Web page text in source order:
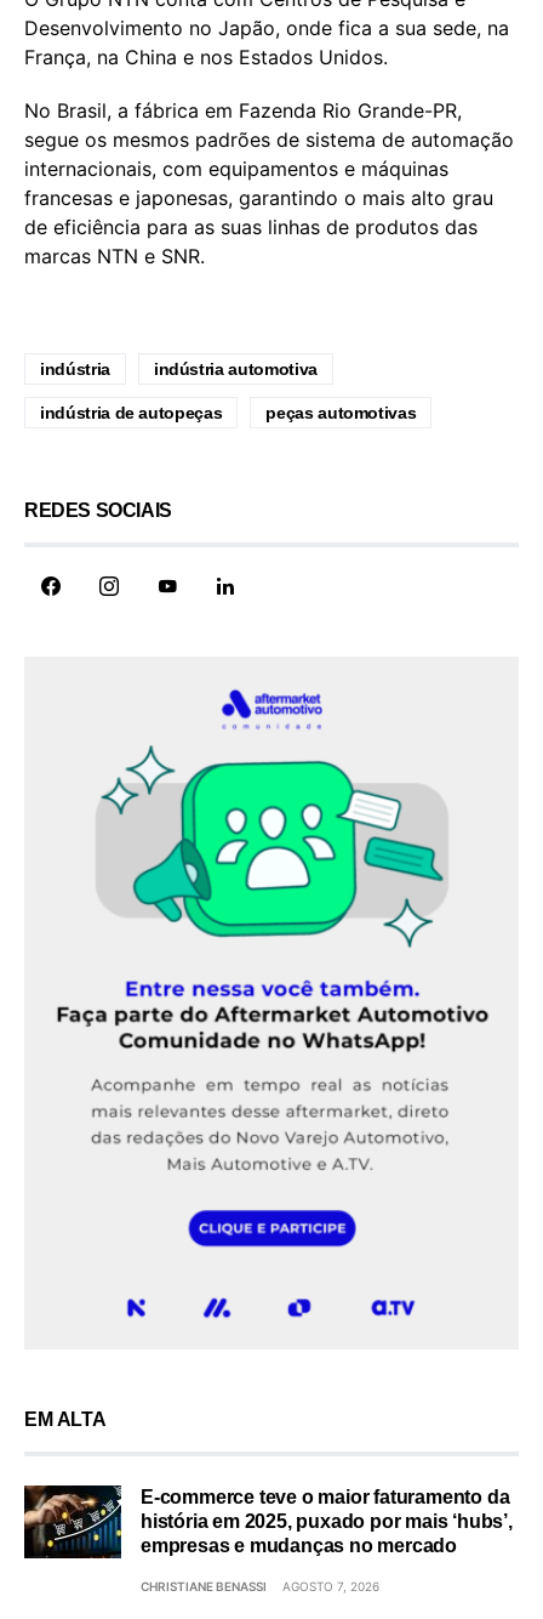
Desenvolvimento no Japão, onde fica a sua sede, na
França, na China e nos Estados Unidos.
No Brasil, a fábrica em Fazenda Rio Grande-PR,
segue os mesmos padrões de sistema de automação
internacionais, com equipamentos e máquinas
francesas e japonesas, garantindo o mais alto grau
de eficiência para as suas linhas de produtos das
marcas NTN e SNR.
indústria indústria automotiva
indústria de autopeças peças automotivas
REDES SOCIAIS
EM ALTA
E-commerce teve o maior faturamento da
história em 2025, puxado por mais ‘hubs’,
empresas e mudanças no mercado
CHRISTIANE BENASSI AGOSTO 7, 2026